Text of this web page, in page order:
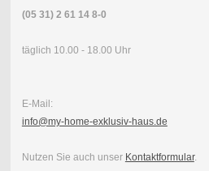
(05 31) 2 61 14 8-0
täglich 10.00 - 18.00 Uhr
E-Mail:
info@my-home-exklusiv-haus.de
Nutzen Sie auch unser Kontaktformular.